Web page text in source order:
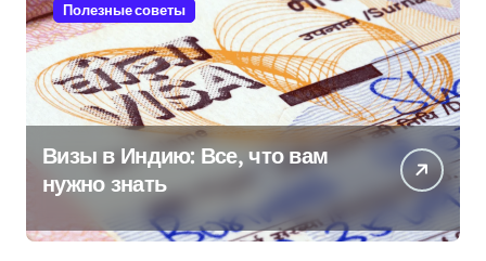
Полезные советы
Визы в Индию: Все, что вам
нужно знать